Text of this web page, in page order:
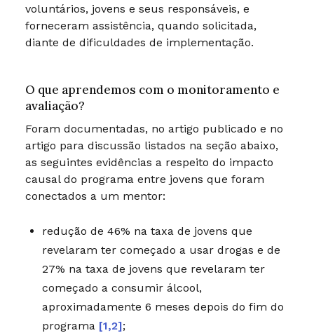
voluntários, jovens e seus responsáveis, e
forneceram assistência, quando solicitada,
diante de dificuldades de implementação.
O que aprendemos com o monitoramento e
avaliação?
Foram documentadas, no artigo publicado e no
artigo para discussão listados na seção abaixo,
as seguintes evidências a respeito do impacto
causal do programa entre jovens que foram
conectados a um mentor:
redução de 46% na taxa de jovens que
revelaram ter começado a usar drogas e de
27% na taxa de jovens que revelaram ter
começado a consumir álcool,
aproximadamente 6 meses depois do fim do
programa [1,2];